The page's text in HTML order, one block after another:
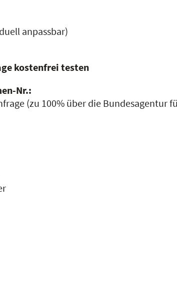
anpassbar)
kostenfrei testen
Nr.:
(zu 100% über die Bundesagentur